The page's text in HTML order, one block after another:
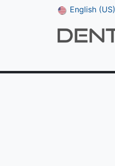
English (US)